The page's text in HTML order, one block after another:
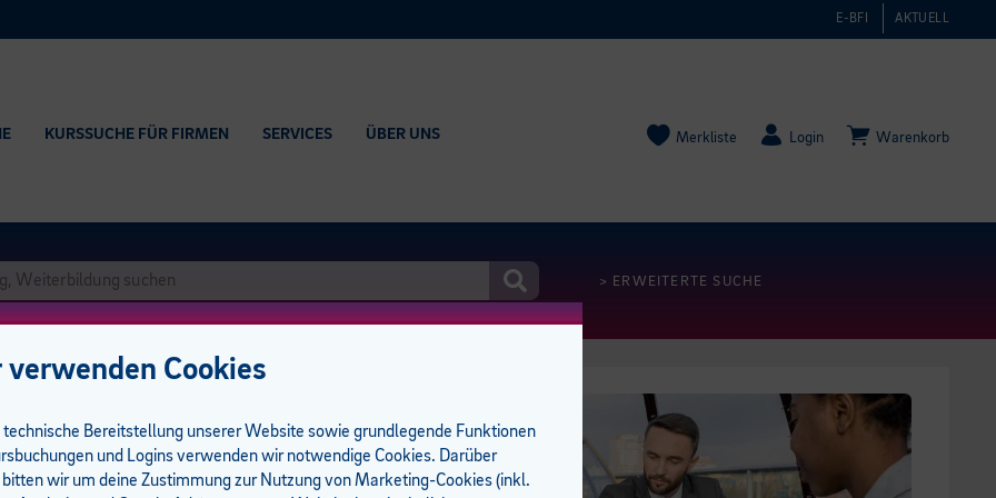
E-BFI AKTUELL
KURSSUCHE FÜR FIRMEN SERVICES ÜBER UNS Merkliste Login Warenkorb
> ERWEITERTE SUCHE
Cookies
technische Bereitstellung unserer Website sowie grundlegende Funktionen
und Logins verwenden wir notwendige Cookies. Darüber
bitten wir um deine Zustimmung zur Nutzung von Marketing-Cookies (inkl.